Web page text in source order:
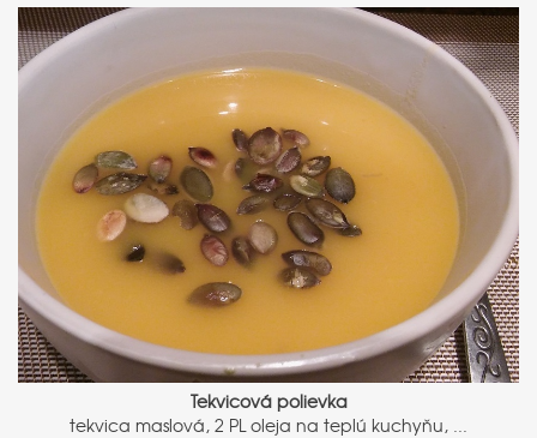
Tekvicová polievka
tekvica maslová, 2 PL oleja na teplú kuchyňu, ...